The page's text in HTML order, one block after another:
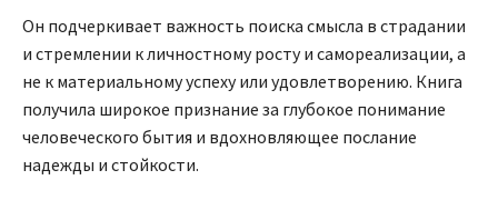
Он подчеркивает важность поиска смысла в страдании
и стремлении к личностному росту и самореализации, а
не к материальному успеху или удовлетворению. Книга
получила широкое признание за глубокое понимание
человеческого бытия и вдохновляющее послание
надежды и стойкости.